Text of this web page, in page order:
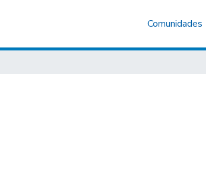
Comunidades